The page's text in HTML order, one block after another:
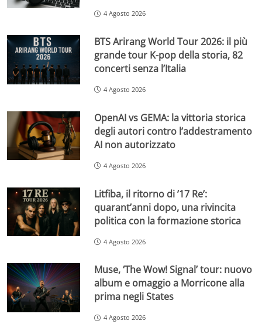
4 Agosto 2026
BTS Arirang World Tour 2026: il più
grande tour K-pop della storia, 82
concerti senza l’Italia
4 Agosto 2026
OpenAI vs GEMA: la vittoria storica
degli autori contro l’addestramento
AI non autorizzato
4 Agosto 2026
Litfiba, il ritorno di ’17 Re’:
quarant’anni dopo, una rivincita
politica con la formazione storica
4 Agosto 2026
Muse, ‘The Wow! Signal’ tour: nuovo
album e omaggio a Morricone alla
prima negli States
4 Agosto 2026